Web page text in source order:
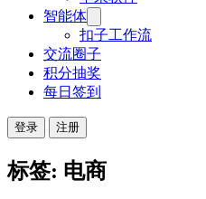
智能体
扣子工作流
交流圈子
积分抽奖
每日签到
登录 注册
标签: 电商